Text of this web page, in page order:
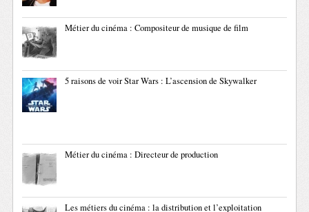
Métier du cinéma : Compositeur de musique de film
5 raisons de voir Star Wars : L’ascension de Skywalker
Métier du cinéma : Directeur de production
Les métiers du cinéma : la distribution et l’exploitation